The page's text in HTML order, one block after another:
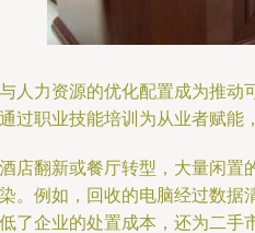
力资源的优化配置成为推
职业技能培训为从业者赋能
店翻新或餐厅转型，大量闲
。例如，回收的电脑经过数
企业的处置成本，还为二手